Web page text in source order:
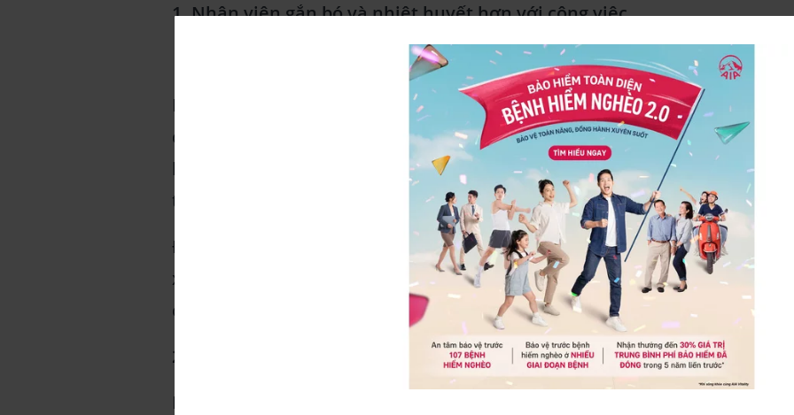
1. Nhân viên gắn bó và nhiệt huyết hơn với công việc
Khi nhân sự được là một phần trong quá trình ra quyết định, họ sẽ cảm thấy
được lắng nghe & được sếp đánh giá cao hơn. Kết quả, nhân sự sẽ gắn bó &
hào hứng hơn khi làm việc. Ai lại không thích người khác lắng nghe và tin
tưởng mình cơ chứ?
Đồng thời, việc được cho phép thực hiện những ý tưởng do chính bản thân đề
xuất sẽ giúp nhân viên nhiệt huyết hơn, cố gắng đạt kết quả tốt nhất để "báo
công" cho sếp.
2. Đổi mới nhiều hơn
Khi tập trung "nhiều cái đầu với nhau" trong việc ra quyết định, người lãnh